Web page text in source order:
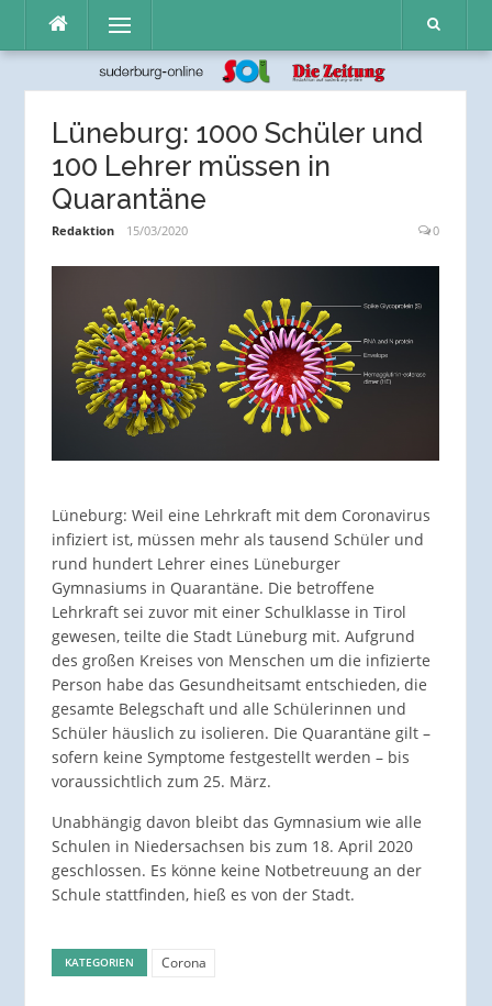
Inhalt
Menü
Lüneburg: 1000 Schüler und
100 Lehrer müssen in
Quarantäne
Redaktion 15/03/2020 0
Lüneburg: Weil eine Lehrkraft mit dem Coronavirus
infiziert ist, müssen mehr als tausend Schüler und
rund hundert Lehrer eines Lüneburger
Gymnasiums in Quarantäne. Die betroffene
Lehrkraft sei zuvor mit einer Schulklasse in Tirol
gewesen, teilte die Stadt Lüneburg mit. Aufgrund
des großen Kreises von Menschen um die infizierte
Person habe das Gesundheitsamt entschieden, die
gesamte Belegschaft und alle Schülerinnen und
Schüler häuslich zu isolieren. Die Quarantäne gilt –
sofern keine Symptome festgestellt werden – bis
voraussichtlich zum 25. März.
Unabhängig davon bleibt das Gymnasium wie alle
Schulen in Niedersachsen bis zum 18. April 2020
geschlossen. Es könne keine Notbetreuung an der
Schule stattfinden, hieß es von der Stadt.
KATEGORIEN Corona